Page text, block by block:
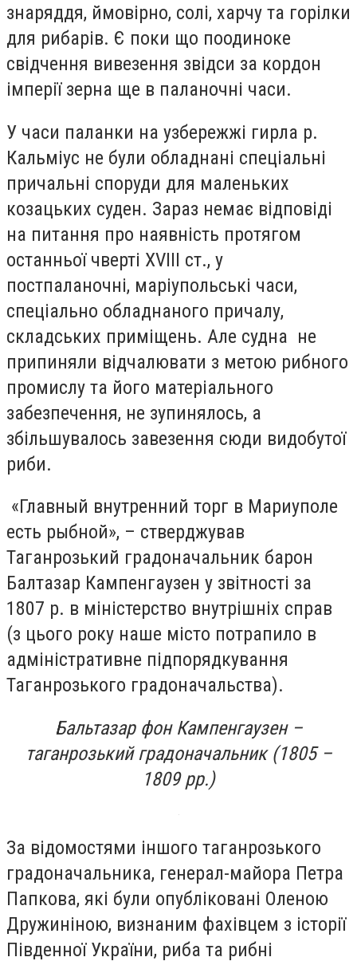
знаряддя, ймовірно, солі, харчу та горілки
для рибарів. Є поки що поодиноке
свідчення вивезення звідси за кордон
імперії зерна ще в паланочні часи.
У часи паланки на узбережжі гирла р.
Кальміус не були обладнані спеціальні
причальні споруди для маленьких
козацьких суден. Зараз немає відповіді
на питання про наявність протягом
останньої чверті XVIII cт., у
постпаланочні, маріупольські часи,
спеціально обладнаного причалу,
складських приміщень. Але судна не
припиняли відчалювати з метою рибного
промислу та його матеріального
забезпечення, не зупинялось, а
збільшувалось завезення сюди видобутої
риби.
«Главный внутренний торг в Мариуполе
есть рыбной», – стверджував
Таганрозький градоначальник барон
Балтазар Кампенгаузен у звітності за
1807 р. в міністерство внутрішніх справ
(з цього року наше місто потрапило в
адміністративне підпорядкування
Таганрозького градоначальства).
Бальтазар фон Кампенгаузен –
таганрозький градоначальник (1805 –
1809 рр.)
За відомостями іншого таганрозького
градоначальника, генерал-майора Петра
Папкова, які були опубліковані Оленою
Дружиніною, визнаним фахівцем з історії
Південної України, риба та рибні